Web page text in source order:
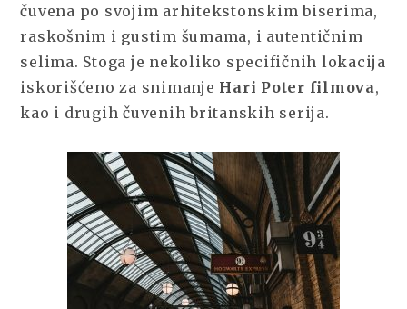
čuvena po svojim arhitekstonskim biserima,
raskošnim i gustim šumama, i autentičnim
selima. Stoga je nekoliko specifičnih lokacija
iskorišćeno za snimanje Hari Poter filmova,
kao i drugih čuvenih britanskih serija.